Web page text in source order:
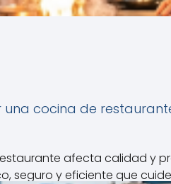
una cocina de
afecta calidad y
seguro y eficiente que